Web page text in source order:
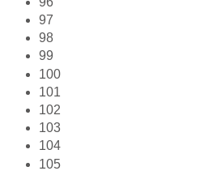
97
98
99
100
101
102
103
104
105